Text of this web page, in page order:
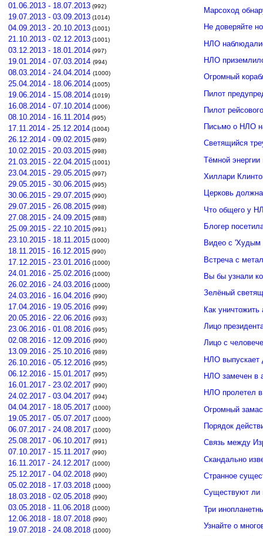
01.06.2013 - 18.07.2013 (992)
19.07.2013 - 03.09.2013 (1014)
04.09.2013 - 20.10.2013 (1001)
21.10.2013 - 02.12.2013 (1001)
03.12.2013 - 18.01.2014 (997)
19.01.2014 - 07.03.2014 (994)
08.03.2014 - 24.04.2014 (1000)
25.04.2014 - 18.06.2014 (1005)
19.06.2014 - 15.08.2014 (1019)
16.08.2014 - 07.10.2014 (1006)
08.10.2014 - 16.11.2014 (995)
17.11.2014 - 25.12.2014 (1004)
26.12.2014 - 09.02.2015 (989)
10.02.2015 - 20.03.2015 (998)
21.03.2015 - 22.04.2015 (1001)
23.04.2015 - 29.05.2015 (997)
29.05.2015 - 30.06.2015 (995)
30.06.2015 - 29.07.2015 (990)
29.07.2015 - 26.08.2015 (998)
27.08.2015 - 24.09.2015 (988)
25.09.2015 - 22.10.2015 (991)
23.10.2015 - 18.11.2015 (1000)
18.11.2015 - 16.12.2015 (990)
17.12.2015 - 23.01.2016 (1000)
24.01.2016 - 25.02.2016 (1000)
26.02.2016 - 24.03.2016 (1000)
24.03.2016 - 16.04.2016 (990)
17.04.2016 - 19.05.2016 (999)
20.05.2016 - 22.06.2016 (993)
23.06.2016 - 01.08.2016 (995)
02.08.2016 - 12.09.2016 (990)
13.09.2016 - 25.10.2016 (989)
26.10.2016 - 05.12.2016 (995)
06.12.2016 - 15.01.2017 (995)
16.01.2017 - 23.02.2017 (990)
24.02.2017 - 03.04.2017 (994)
04.04.2017 - 18.05.2017 (1000)
19.05.2017 - 05.07.2017 (1000)
06.07.2017 - 24.08.2017 (1000)
25.08.2017 - 06.10.2017 (991)
07.10.2017 - 15.11.2017 (990)
16.11.2017 - 24.12.2017 (1000)
25.12.2017 - 04.02.2018 (990)
05.02.2018 - 17.03.2018 (1000)
18.03.2018 - 02.05.2018 (990)
03.05.2018 - 11.06.2018 (1000)
12.06.2018 - 18.07.2018 (990)
19.07.2018 - 24.08.2018 (1000)
Марсоход
Не доверяйте
НЛО
НЛО
Огромный
Пилот
Пилот
Письмо о НЛО
Светящийся
Тёмной энергии
Хиллари
Церковь
Что общего у
Блогер
Видео с 'Худым
Встреча с
Вы бы узнали
Зелёный
Как уничтожить
Лицо
Лицо с
НЛО выпускает
НЛО замечен в
НЛО пролетел
Огромный
Порядок
Связь между
Скандально
Странное
Существуют ли
Три
Узнайте о